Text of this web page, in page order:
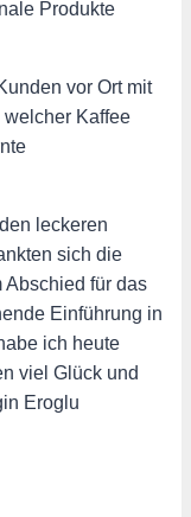
Produkte
vor Ort mit
Kaffee
leckeren
sich die
Abschied für das
Einführung in
ich heute
viel Glück und
Eroglu